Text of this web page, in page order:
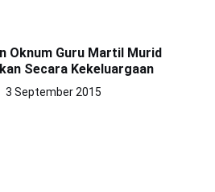
Oknum Guru Martil Murid
Secara Kekeluargaan
3 September 2015